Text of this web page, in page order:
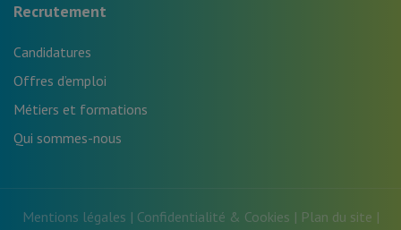
Recrutement
Candidatures
Offres d’emploi
Métiers et formations
Qui sommes-nous
Mentions légales | Confidentialité & Cookies | Plan du site |